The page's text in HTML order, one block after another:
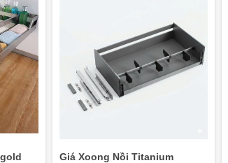
Giá Xoong Nồi Titanium